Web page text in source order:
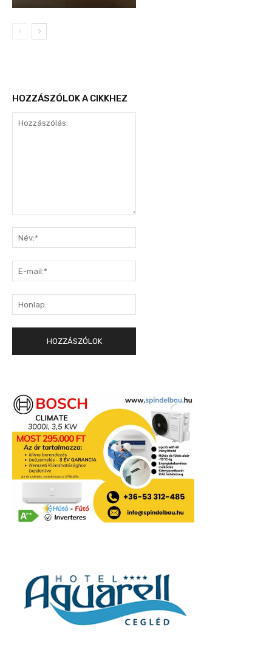
HOZZÁSZÓLOK A CIKKHEZ
mail:*